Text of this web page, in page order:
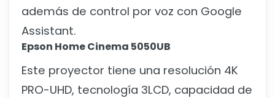
además de control por voz con Google
Assistant.
Epson Home Cinema 5050UB
Este proyector tiene una resolución 4K
PRO-UHD, tecnología 3LCD, capacidad de